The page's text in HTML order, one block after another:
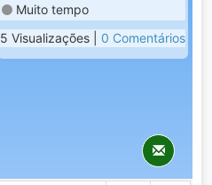
Muito tempo
5 Visualizações | 0 Comentários